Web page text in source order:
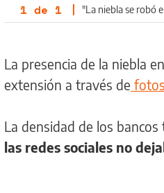
1 de 1 | "La niebla se robó
La presencia de la niebla
extensión a través de
La densidad de los bancos
las redes sociales no